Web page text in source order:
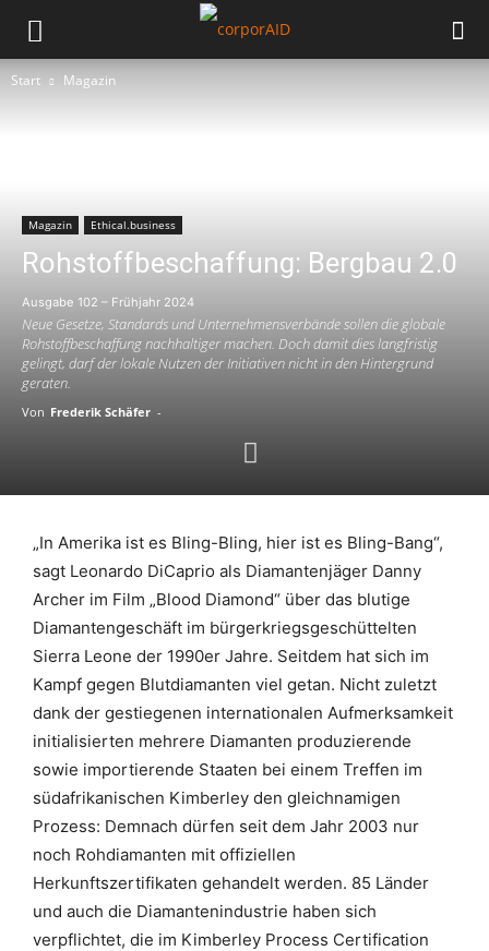
Start Magazin
Magazin Ethical.business
Rohstoffbeschaffung: Bergbau 2.0
Ausgabe 102 – Frühjahr 2024
Neue Gesetze, Standards und Unternehmensverbände sollen die globale
Rohstoffbeschaffung nachhaltiger machen. Doch damit dies langfristig
gelingt, darf der lokale Nutzen der Initiativen nicht in den Hintergrund
geraten.
Von Frederik Schäfer -
„In Amerika ist es Bling-Bling, hier ist es Bling-Bang“,
sagt Leonardo DiCaprio als Diamantenjäger Danny
Archer im Film „Blood Diamond“ über das blutige
Diamantengeschäft im bürgerkriegsgeschüttelten
Sierra Leone der 1990er Jahre. Seitdem hat sich im
Kampf gegen Blutdiamanten viel getan. Nicht zuletzt
dank der gestiegenen internationalen Aufmerksamkeit
initialisierten mehrere Diamanten produzierende
sowie importierende Staaten bei einem Treffen im
südafrikanischen Kimberley den gleichnamigen
Prozess: Demnach dürfen seit dem Jahr 2003 nur
noch Rohdiamanten mit offiziellen
Herkunftszertifikaten gehandelt werden. 85 Länder
und auch die Diamantenindustrie haben sich
verpflichtet, die im Kimberley Process Certification